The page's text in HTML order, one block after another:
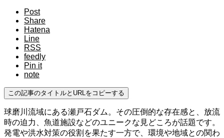
Post
Share
Hatena
Line
RSS
feedly
Pin it
note
この記事のタイトルとURLをコピーする
球磨川流域にある瀬戸石ダム。その圧倒的な存在感と、放流
時の迫力、魚道施設などのユニークな見どころが話題です。
発電や洪水対策の役割を果たす一方で、環境や地域との関わ